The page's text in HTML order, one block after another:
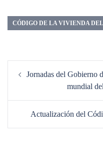
CÓDIGO DE LA VIVIENDA
de
Jornadas del Gobierno
mundial
Actualización del